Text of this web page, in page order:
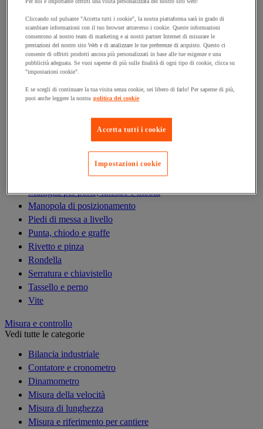
Antivibrazioni
Asta filettata
Boccola, inserto, molla e filetto riportato
Bullone
Calamita di fissaggio
Cardine, cerniera e bandella
Cerniera
Fascetta di serraggio
Ferramenta per l'arredamento
Giunto e clip circolare
Guarnizione per porte, finestre e cancelli
Maniglia per porte, finestre e mobili
Manopola di posizionamento
Piedi di messa a livello
Punta, chiodo e graffe
Rivetto e pinza
Rondella
Serratura e chiavistello
Tassello e perno
Vite
Misura e controllo
Vedi tutte le categorie
Bilancia industriale
Contatore e cronometro
Dinamometro
Misura della velocità
Misura di lunghezza
Misura e riferimento per cantiere
Cliccando sul pulsante "Accetta tutti i cookie", la nostra piattaforma sarà in grado di
scambiare informazioni con il tuo browser attraverso i cookie. Queste informazioni
consentono al nostro team di marketing e ai nostri partner Internet di misurare le
prestazioni del nostro sito Web e di analizzare le tue preferenze di acquisto. Questo ci
consente di offrirti prodotti ancora più personalizzati in base alle tue esigenze e una
pubblicità adeguata. Se vuoi saperne di più sulle finalità di ogni tipo di cookie, clicca su
"impostazioni cookie".
E se scegli di continuare la tua visita senza cookie, sei libero di farlo! Per saperne di più,
puoi anche leggere la nostra politica dei cookie
Accetta tutti i cookie
Impostazioni cookie